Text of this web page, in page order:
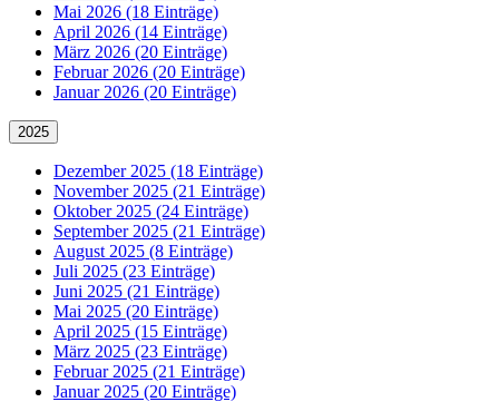
Mai 2026 (18 Einträge)
April 2026 (14 Einträge)
März 2026 (20 Einträge)
Februar 2026 (20 Einträge)
Januar 2026 (20 Einträge)
2025
Dezember 2025 (18 Einträge)
November 2025 (21 Einträge)
Oktober 2025 (24 Einträge)
September 2025 (21 Einträge)
August 2025 (8 Einträge)
Juli 2025 (23 Einträge)
Juni 2025 (21 Einträge)
Mai 2025 (20 Einträge)
April 2025 (15 Einträge)
März 2025 (23 Einträge)
Februar 2025 (21 Einträge)
Januar 2025 (20 Einträge)